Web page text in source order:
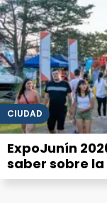
CIUDAD
ExpoJunín
saber sobre la